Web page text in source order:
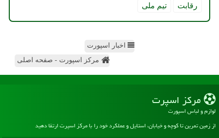
رقابت
تیم ملی
اخبار اسپورت
مرکز اسپورت - صفحه اصلی
مركز اسپرت
لوازم و لباس اسپورت
از زمین تمرین تا کوچه و خیابان، استایل و عملکرد خود را با مرکز اسپرت ارتقا دهید